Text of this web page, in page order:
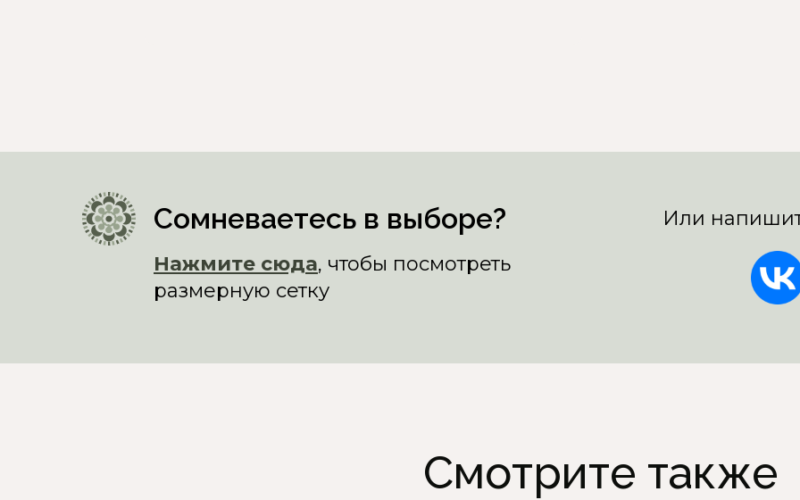
Сомневаетесь в выборе?
Нажмите сюда, чтобы посмотреть
размерную сетку
Или
Смотрите также